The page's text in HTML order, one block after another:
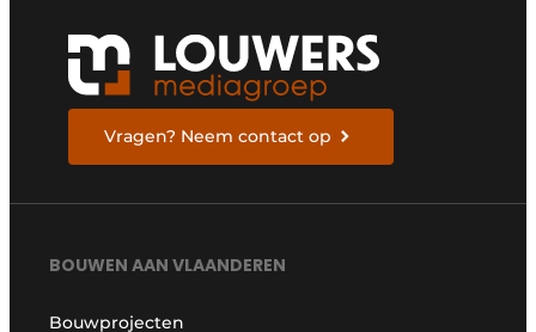
Vragen? Neem contact op
BOUWEN AAN VLAANDEREN
Bouwprojecten